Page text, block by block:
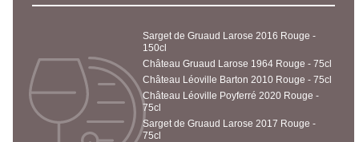
Sarget de Gruaud Larose 2016 Rouge -
150cl
Château Gruaud Larose 1964 Rouge - 75cl
Château Léoville Barton 2010 Rouge - 75cl
Château Léoville Poyferré 2020 Rouge -
75cl
Sarget de Gruaud Larose 2017 Rouge -
75cl